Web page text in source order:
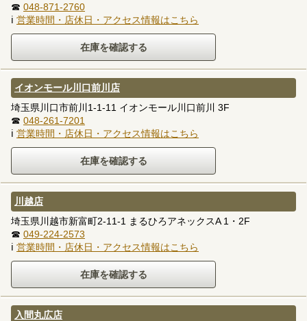
☎ 048-871-2760
ℹ 営業時間・店休日・アクセス情報はこちら
イオンモール川口前川店
埼玉県川口市前川1-1-11 イオンモール川口前川 3F
☎ 048-261-7201
ℹ 営業時間・店休日・アクセス情報はこちら
川越店
埼玉県川越市新富町2-11-1 まるひろアネックスA 1・2F
☎ 049-224-2573
ℹ 営業時間・店休日・アクセス情報はこちら
入間丸広店